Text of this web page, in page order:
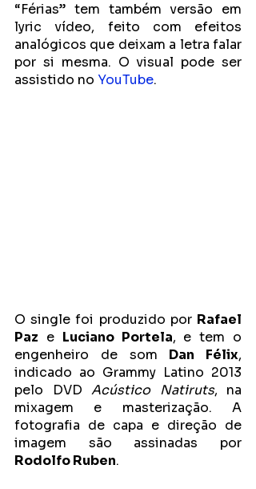
“Férias” tem também versão em
lyric vídeo, feito com efeitos
analógicos que deixam a letra falar
por si mesma. O visual pode ser
assistido no YouTube.
O single foi produzido por Rafael
Paz e Luciano Portela, e tem o
engenheiro de som Dan Félix,
indicado ao Grammy Latino 2013
pelo DVD Acústico Natiruts, na
mixagem e masterização. A
fotografia de capa e direção de
Rodolfo Ruben.